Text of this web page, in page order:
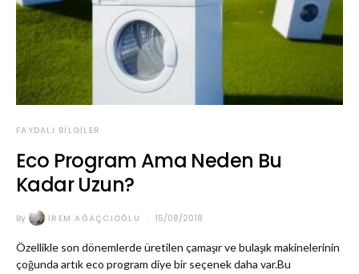
FAYDALI BILGILER
Eco Program Ama Neden Bu
Kadar Uzun?
By İREM AĞAÇCIOĞLU 15/08/2018
Özellikle son dönemlerde üretilen çamaşır ve bulaşık makinelerinin
çoğunda artık eco program diye bir seçenek daha var.Bu